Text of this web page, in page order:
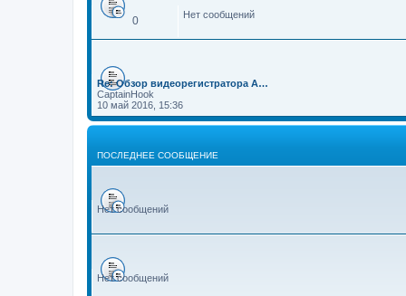
0 Нет сообщений
Re: Обзор видеорегистратора A…
CaptainHook
10 май 2016, 15:36
ПОСЛЕДНЕЕ СООБЩЕНИЕ
Нет сообщений
Нет сообщений